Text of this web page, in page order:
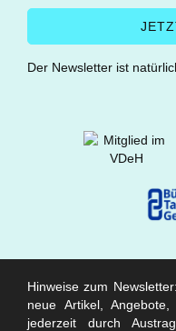
Der Newsletter ist
Hinweise zum
neue Artikel,
jederzeit durch